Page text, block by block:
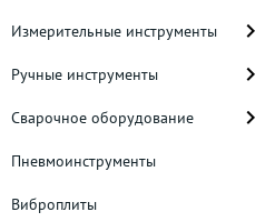
Измерительные инструменты
Ручные инструменты
Сварочное оборудование
Пневмоинструменты
Виброплиты